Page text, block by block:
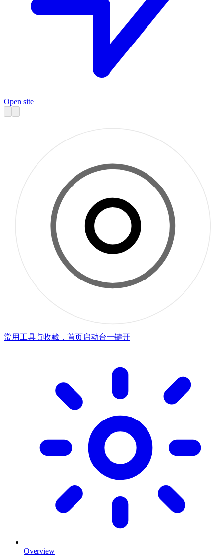
Open site
常用工具点收藏，首页启动台一键开
Overview